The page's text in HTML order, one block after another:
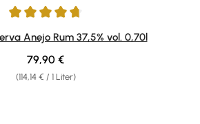
von 4.86 von 5 Sternen
Anejo Rum 37,5% vol. 0,70l
(114,14 € / 1 Liter)
Regulärer Preis:
79,90 €